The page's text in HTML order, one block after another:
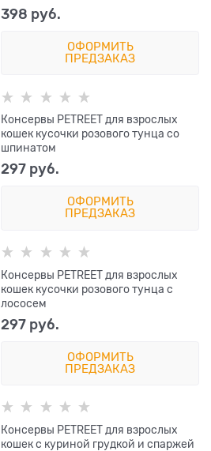
398 руб.
ОФОРМИТЬ
ПРЕДЗАКАЗ
Консервы PETREET для взрослых
кошек кусочки розового тунца со
шпинатом
297 руб.
ОФОРМИТЬ
ПРЕДЗАКАЗ
Консервы PETREET для взрослых
кошек кусочки розового тунца с
лососем
297 руб.
ОФОРМИТЬ
ПРЕДЗАКАЗ
Консервы PETREET для взрослых
кошек с куриной грудкой и спаржей